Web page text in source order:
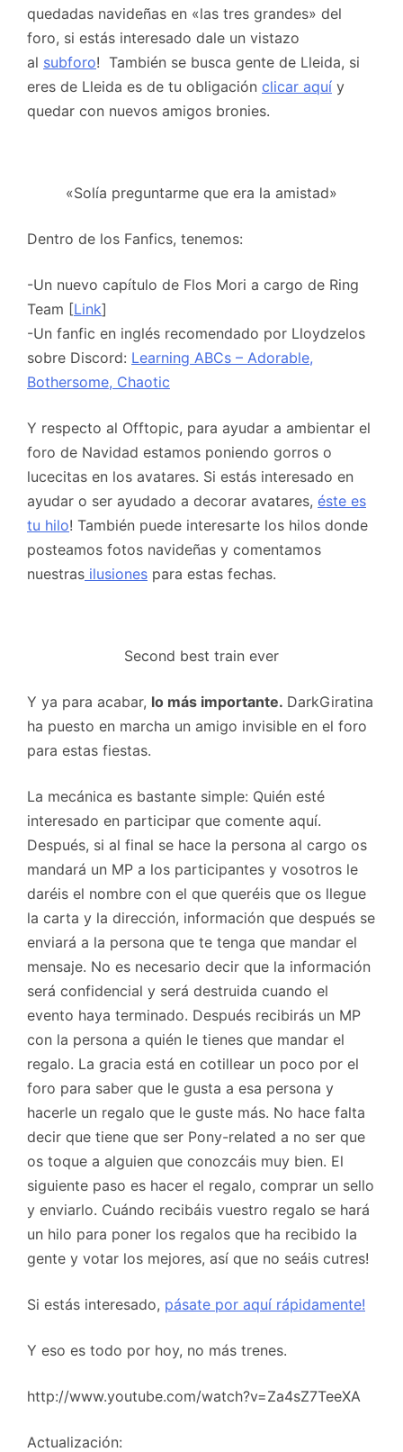
quedadas navideñas en «las tres grandes» del
foro, si estás interesado dale un vistazo
al subforo! También se busca gente de Lleida, si
eres de Lleida es de tu obligación clicar aquí y
quedar con nuevos amigos bronies.
«Solía preguntarme que era la amistad»
Dentro de los Fanfics, tenemos:
-Un nuevo capítulo de Flos Mori a cargo de Ring
Team [Link]
-Un fanfic en inglés recomendado por Lloydzelos
sobre Discord: Learning ABCs – Adorable,
Bothersome, Chaotic
Y respecto al Offtopic, para ayudar a ambientar el
foro de Navidad estamos poniendo gorros o
lucecitas en los avatares. Si estás interesado en
ayudar o ser ayudado a decorar avatares, éste es
tu hilo! También puede interesarte los hilos donde
posteamos fotos navideñas y comentamos
nuestras ilusiones para estas fechas.
Second best train ever
Y ya para acabar, lo más importante. DarkGiratina
ha puesto en marcha un amigo invisible en el foro
para estas fiestas.
La mecánica es bastante simple: Quién esté
interesado en participar que comente aquí.
Después, si al final se hace la persona al cargo os
mandará un MP a los participantes y vosotros le
daréis el nombre con el que queréis que os llegue
la carta y la dirección, información que después se
enviará a la persona que te tenga que mandar el
mensaje. No es necesario decir que la información
será confidencial y será destruida cuando el
evento haya terminado. Después recibirás un MP
con la persona a quién le tienes que mandar el
regalo. La gracia está en cotillear un poco por el
foro para saber que le gusta a esa persona y
hacerle un regalo que le guste más. No hace falta
decir que tiene que ser Pony-related a no ser que
os toque a alguien que conozcáis muy bien. El
siguiente paso es hacer el regalo, comprar un sello
y enviarlo. Cuándo recibáis vuestro regalo se hará
un hilo para poner los regalos que ha recibido la
gente y votar los mejores, así que no seáis cutres!
Si estás interesado, pásate por aquí rápidamente!
Y eso es todo por hoy, no más trenes.
http://www.youtube.com/watch?v=Za4sZ7TeeXA
Actualización: